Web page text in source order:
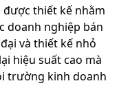
được thiết kế nhằm
doanh nghiệp bán
và thiết kế nhỏ
hiệu suất cao mà
trường kinh doanh